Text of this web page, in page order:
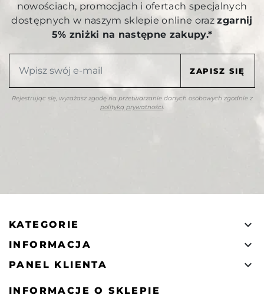
nowościach, promocjach i ofertach specjalnych
dostępnych w naszym sklepie online orazzgarnij
5% zniżki na następne zakupy.*
Rejestrując się, wyrażasz zgodę na przetwarzanie danych osobowych zgodnie z
polityką prywatności.
KATEGORIE 
INFORMACJA 
PANEL KLIENTA 
INFORMACJE O SKLEPIE